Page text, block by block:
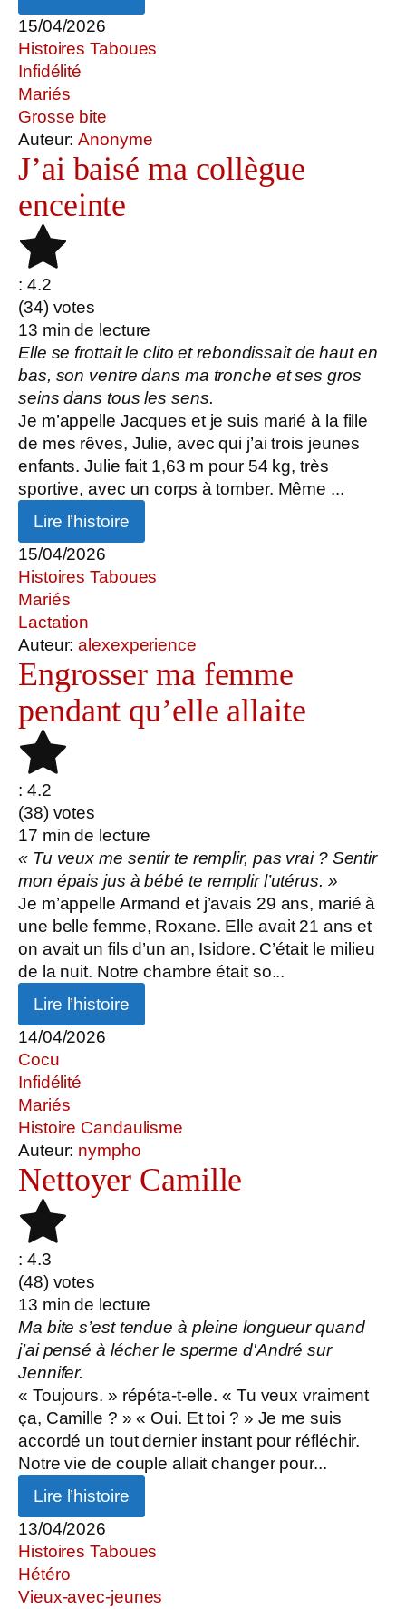
15/04/2026
Histoires Taboues
Infidélité
Mariés
Grosse bite
Auteur:Anonyme
J’ai baisé ma collègue
enceinte
: 4.2
(34) votes
13 min de lecture
Elle se frottait le clito et rebondissait de haut en
bas, son ventre dans ma tronche et ses gros
seins dans tous les sens.
Je m’appelle Jacques et je suis marié à la fille
de mes rêves, Julie, avec qui j’ai trois jeunes
enfants. Julie fait 1,63 m pour 54 kg, très
sportive, avec un corps à tomber. Même ...
Lire l’histoire
15/04/2026
Histoires Taboues
Mariés
Lactation
Auteur:alexexperience
Engrosser ma femme
pendant qu’elle allaite
: 4.2
(38) votes
17 min de lecture
« Tu veux me sentir te remplir, pas vrai ? Sentir
mon épais jus à bébé te remplir l’utérus. »
Je m’appelle Armand et j’avais 29 ans, marié à
une belle femme, Roxane. Elle avait 21 ans et
on avait un fils d’un an, Isidore. C’était le milieu
de la nuit. Notre chambre était so...
Lire l’histoire
14/04/2026
Cocu
Infidélité
Mariés
Histoire Candaulisme
Auteur: nympho
Nettoyer Camille
: 4.3
(48) votes
13 min de lecture
Ma bite s’est tendue à pleine longueur quand
j’ai pensé à lécher le sperme d'André sur
Jennifer.
« Toujours. » répéta-t-elle. « Tu veux vraiment
ça, Camille ? » « Oui. Et toi ? » Je me suis
accordé un tout dernier instant pour réfléchir.
Notre vie de couple allait changer pour...
Lire l’histoire
13/04/2026
Histoires Taboues
Hétéro
Vieux-avec-jeunes